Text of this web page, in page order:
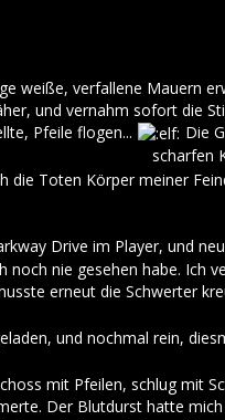
weiße, verfallene Mauern
und vernahm sofort die
Pfeile flogen...
Die
scharfen
die Toten Körper meiner
Drive im Player, und
noch nie gesehen habe. Ich
erneut die Schwerter
und nochmal rein,
mit Pfeilen, schlug mit
Der Blutdurst hatte